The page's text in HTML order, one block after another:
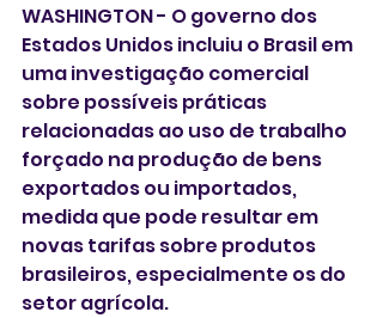
WASHINGTON - O governo dos
Estados Unidos incluiu o Brasil em
uma investigação comercial
sobre possíveis práticas
relacionadas ao uso de trabalho
forçado na produção de bens
exportados ou importados,
medida que pode resultar em
novas tarifas sobre produtos
brasileiros, especialmente os do
setor agrícola.